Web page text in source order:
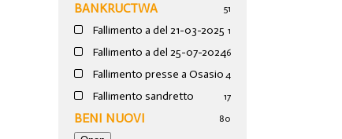
BANKRUCTWA
51
Fallimento a del 21-03-2025 1
Fallimento a del 25-07-20246
Fallimento presse a Osasio 4
Fallimento sandretto 17
BENI NUOVI 80